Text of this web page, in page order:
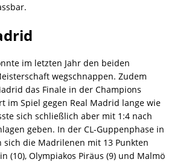
im letzten Jahr den beiden
wegschnappen. Zudem
das Finale in der Champions
im Spiel gegen Real Madrid lange wie
sich schließlich aber mit 1:4 nach
geben. In der CL-Guppenphase in
sich die Madrilenen mit 13 Punkten
(10), Olympiakos Piräus (9) und Malmö